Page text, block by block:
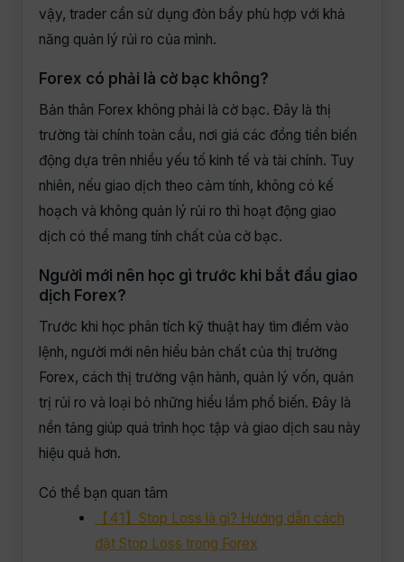
vậy, trader cần sử dụng đòn bẩy phù hợp với khả
năng quản lý rủi ro của mình.
Forex có phải là cờ bạc không?
Bản thân Forex không phải là cờ bạc. Đây là thị
trường tài chính toàn cầu, nơi giá các đồng tiền biến
động dựa trên nhiều yếu tố kinh tế và tài chính. Tuy
nhiên, nếu giao dịch theo cảm tính, không có kế
hoạch và không quản lý rủi ro thì hoạt động giao
dịch có thể mang tính chất của cờ bạc.
Người mới nên học gì trước khi bắt đầu giao
dịch Forex?
Trước khi học phân tích kỹ thuật hay tìm điểm vào
lệnh, người mới nên hiểu bản chất của thị trường
Forex, cách thị trường vận hành, quản lý vốn, quản
trị rủi ro và loại bỏ những hiểu lầm phổ biến. Đây là
nền tảng giúp quá trình học tập và giao dịch sau này
hiệu quả hơn.
Có thể bạn quan tâm
【41】Stop Loss là gì? Hướng dẫn cách
đặt Stop Loss trong Forex